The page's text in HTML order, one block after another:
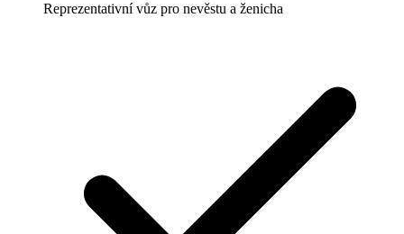
Reprezentativní vůz pro nevěstu a ženicha